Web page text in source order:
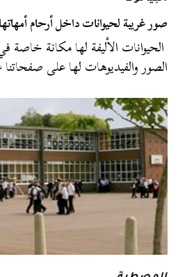
صور غريبة لحيوانات داخل أرحام أمهاتها
الحيوانات الأليفة لها مكانة خاصة
الصور والفيديوهات لها على